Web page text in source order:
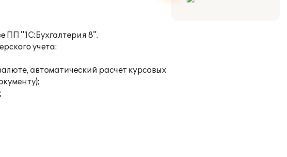
ПП "1С:Бухгалтерия 8".
учета:
автоматический расчет курсовых